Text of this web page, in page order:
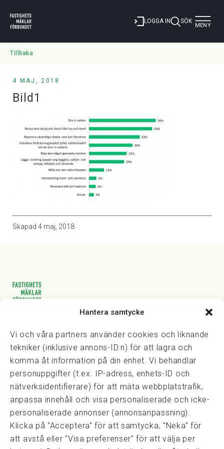
Hantera samtycke
Vi och våra partners använder cookies och liknande
tekniker (inklusive annons-ID:n) för att lagra och
komma åt information på din enhet. Vi behandlar
personuppgifter (t.ex. IP-adress, enhets-ID och
nätverksidentifierare) för att mäta webbplatstrafik,
anpassa innehåll och visa personaliserade och icke-
personaliserade annonser (annonsanpassning).
Klicka på "Acceptera" för att samtycka, "Neka" för
att avstå eller "Visa preferenser" för att välja per
LOGGA IN SÖK Toggle
MENY
Tillbaka
4 MAJ, 2018
Bild1
Skapad 4 maj, 2018
Vasagatan 28, 111 20 Stockholm
kansli@fmf.se
Snabblänkar
Prisexempel
Medarbetare
Policies & integritet
Information om Cookie-hantering och Google Analytics
Integritetspolicy